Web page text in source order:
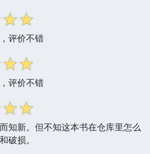
☆☆
评价不错
☆☆
评价不错
☆☆
知新。但不知这本书在仓库里怎么
破损。